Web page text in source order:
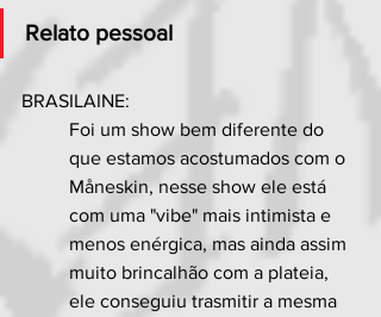
Relato pessoal
BRASILAINE:
Foi um show bem diferente do
que estamos acostumados com o
Måneskin, nesse show ele está
com uma "vibe" mais intimista e
menos enérgica, mas ainda assim
muito brincalhão com a plateia,
ele conseguiu trasmitir a mesma